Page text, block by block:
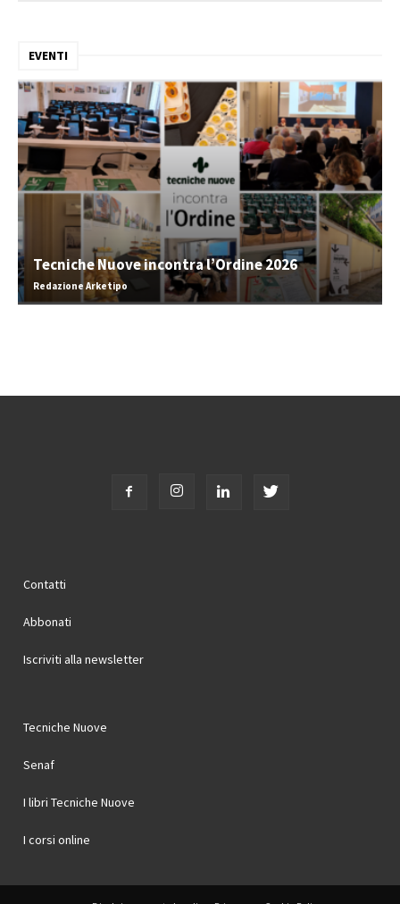
EVENTI
Tecniche Nuove incontra l’Ordine 2026
Redazione Arketipo
Contatti
Abbonati
Iscriviti alla newsletter
Tecniche Nuove
Senaf
I libri Tecniche Nuove
I corsi online